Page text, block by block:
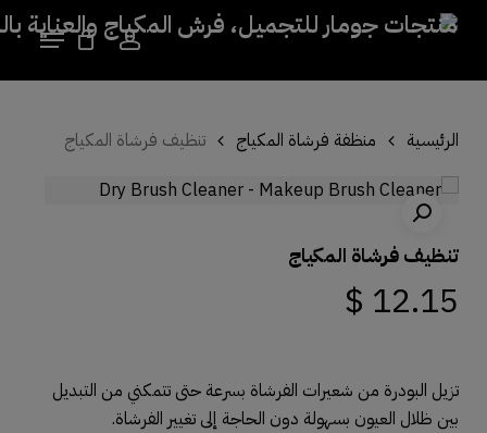
to
account
Menu
الرئيسية منظفة فرشاة المكياج تنظيف فرشاة المكياج
تنظيف فرشاة المكياج
$ 12.15
تزيل البودرة من شعيرات الفرشاة بسرعة حتى تتمكني من التبديل
بين ظلال العيون بسهولة دون الحاجة إلى تغيير الفرشاة.